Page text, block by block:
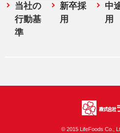
当社の
行動基
準
新卒採
用
中
用
© 2015 LifeFoods Co.,